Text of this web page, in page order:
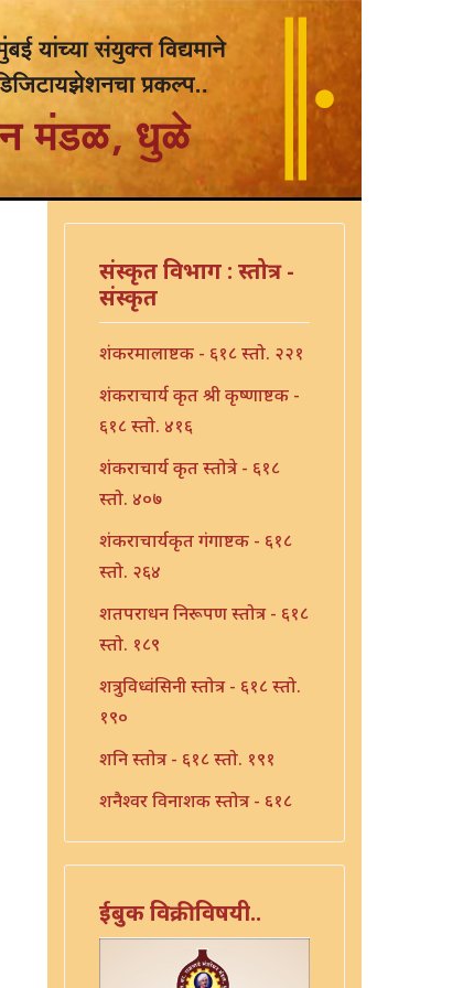
संस्कृत विभाग : स्तोत्र -
संस्कृत
शंकरमालाष्टक - ६१८ स्तो. २२१
शंकराचार्य कृत श्री कृष्णाष्टक -
६१८ स्तो. ४१६
शंकराचार्य कृत स्तोत्रे - ६१८
स्तो. ४०७
शंकराचार्यकृत गंगाष्टक - ६१८
स्तो. २६४
शतपराधन निरूपण स्तोत्र - ६१८
स्तो. १८९
शत्रुविध्वंसिनी स्तोत्र - ६१८ स्तो.
१९०
शनि स्तोत्र - ६१८ स्तो. १९१
शनैश्वर विनाशक स्तोत्र - ६१८
शनैश्वर स्तोत्र - ६१८ स्तो. १९२
शाळग्राम स्तोत्र - ६१८ स्तो. १९५
शितला स्तोत्र - ६१८ स्तो. २२०
ईबुक विक्रीविषयी..